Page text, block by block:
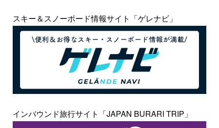
スキー＆スノーボード情報サイト「ゲレナビ」
インバウンド旅行サイト「JAPAN BURARI TRIP」